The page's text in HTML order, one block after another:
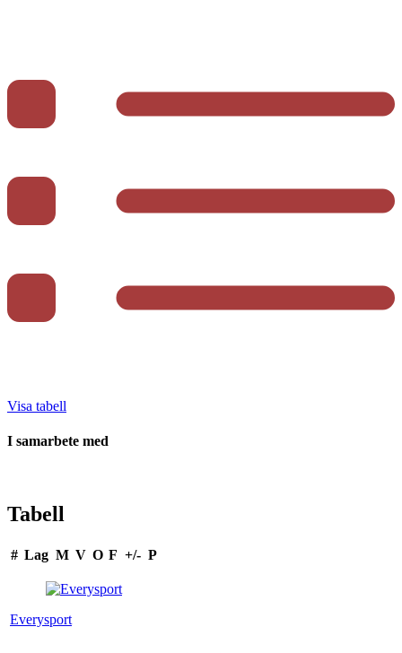
Visa tabell
I samarbete med
Tabell
# Lag M V O F +/- P
Everysport